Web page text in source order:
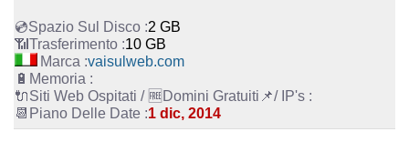
2 GB
10 GB
vaisulweb.com
1 dic, 2014